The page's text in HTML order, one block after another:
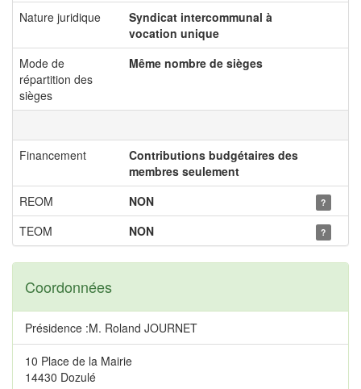
Nature juridique
Syndicat intercommunal à
vocation unique
Mode de
répartition des
sièges
Même nombre de sièges
Financement
Contributions budgétaires des
membres seulement
REOM
NON ?
TEOM NON ?
Coordonnées
Présidence :M. Roland JOURNET
10 Place de la Mairie
14430 Dozulé